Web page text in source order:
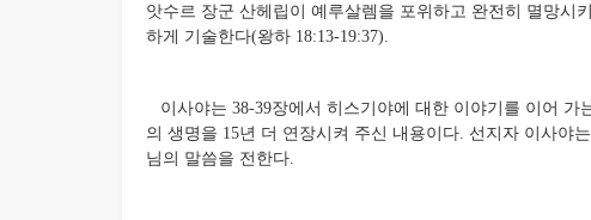
앗수르 장군 산헤립이 예루살렘을 포위하고 완전히 멸망시
하게 기술한다(왕하 18:13-19:37).
이사야는 38-39장에서 히스기야에 대한 이야기를 이어
의 생명을 15년 더 연장시켜 주신 내용이다. 선지자 이사야
님의 말씀을 전한다.